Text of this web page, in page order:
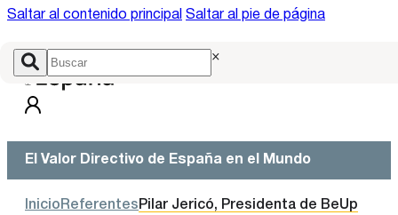
Saltar al contenido principal Saltar al pie de página
×
El Valor Directivo de España en el Mundo
Inicio Referentes Pilar Jericó, Presidenta de BeUp